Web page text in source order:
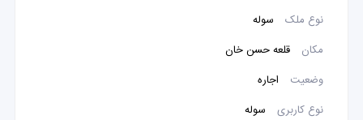
نوع ملک
سوله
مکان
قلعه حسن خان
وضعیت
اجاره
نوع کاربری
سوله